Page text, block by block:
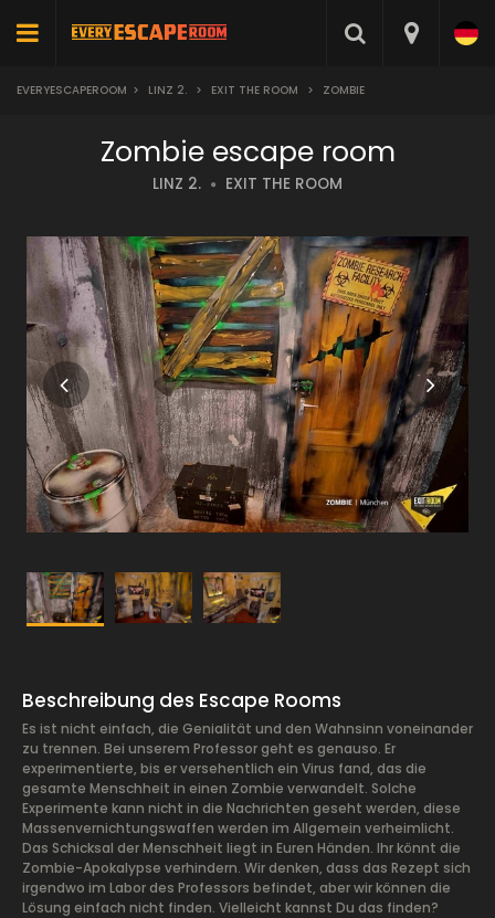
EVERYESCAPEROOM > LINZ 2. > EXIT THE ROOM > ZOMBIE
Zombie escape room
LINZ 2. EXIT THE ROOM
Beschreibung des Escape Rooms
Es ist nicht einfach, die Genialität und den Wahnsinn voneinander
zu trennen. Bei unserem Professor geht es genauso. Er
experimentierte, bis er versehentlich ein Virus fand, das die
gesamte Menschheit in einen Zombie verwandelt. Solche
Experimente kann nicht in die Nachrichten geseht werden, diese
Massenvernichtungswaffen werden im Allgemein verheimlicht.
Das Schicksal der Menschheit liegt in Euren Händen. Ihr könnt die
Zombie-Apokalypse verhindern. Wir denken, dass das Rezept sich
irgendwo im Labor des Professors befindet, aber wir können die
Lösung einfach nicht finden. Vielleicht kannst Du das finden?